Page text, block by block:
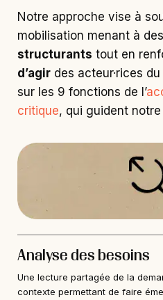
Notre approche vise à
mobilisation menant à des
structurants tout en
d’agir des acteur·rices
sur les 9 fonctions de l’
critique, qui guident
Analyse des besoins
Une lecture partagée de la
contexte permettant de faire